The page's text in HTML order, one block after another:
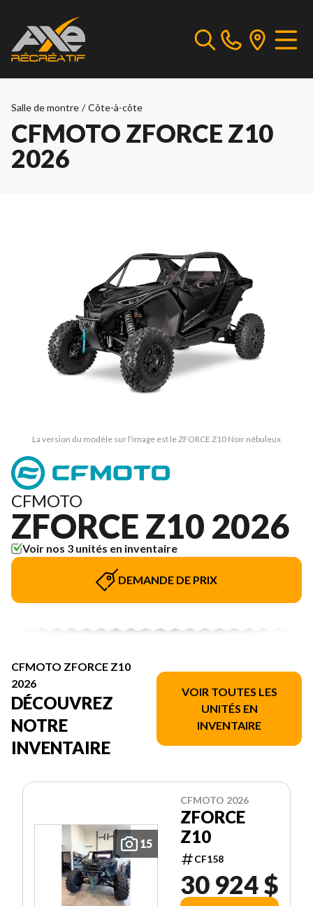
Salle de montre / Côte-à-côte
CFMOTO ZFORCE Z10
2026
La version du modèle sur l'image est le ZFORCE Z10 Noir nébuleux
CFMOTO
ZFORCE Z10 2026
Voir nos 3 unités en inventaire
DEMANDE DE PRIX
CFMOTO ZFORCE Z10
2026
DÉCOUVREZ
NOTRE
INVENTAIRE
VOIR TOUTES LES
UNITÉS EN
INVENTAIRE
15
CFMOTO 2026
ZFORCE
Z10
CF158
30 924 $